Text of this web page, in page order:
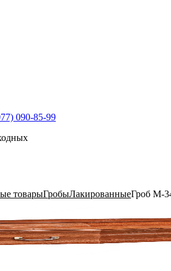
Служба «Ритуал-ГРАТЭК»
090-85-99
товарыГробыЛакированныеГроб М-